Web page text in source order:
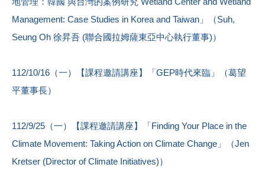
Management: Case Studies in Korea and Taiwan」（Suh,
Seung Oh 徐昇吾 (聯合國拉姆薩東亞中心執行董事)）
112/10/16（一）【課程邀請講座】「GEP時代來臨」（葛望
平董事長）
112/9/25（一）【課程邀請講座】「Finding Your Place in the
Climate Movement: Taking Action on Climate Change」（Jen
Kretser (Director of Climate Initiatives)）